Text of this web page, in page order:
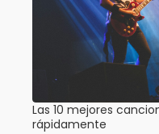
Las 10 mejores
rápidamente